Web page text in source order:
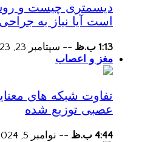
دیسمتری چیست و
است آیا نیاز به
1:13 ب.ظ -- سپتامبر 23, 2023
مغز و اعصاب
تفاوت شبکه های
عصبی توزیع شده
4:44 ب.ظ -- نوامبر 5, 2024